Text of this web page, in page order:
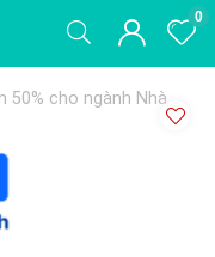
0
50% cho ngành Nhà